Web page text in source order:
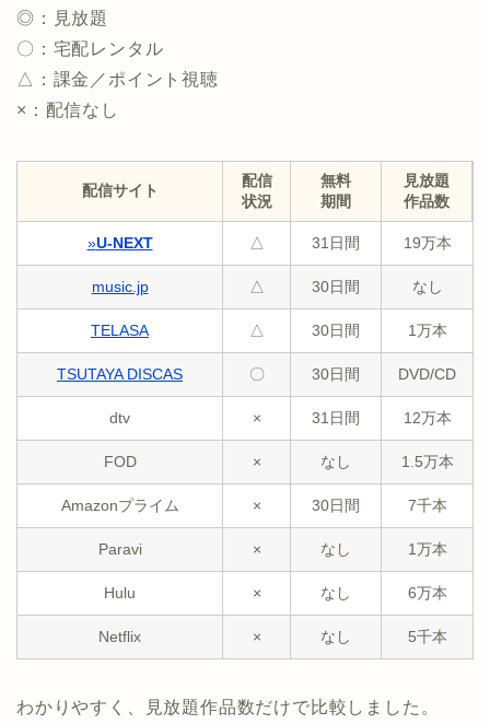
◎：見放題
〇：宅配レンタル
△：課金／ポイント視聴
×：配信なし
配信サイト
配信
状況
無料
期間
見放題
作品数
»U-NEXT △ 31日間 19万本
music.jp △ 30日間 なし
TELASA △ 30日間 1万本
TSUTAYA DISCAS 〇 30日間 DVD/CD
dtv × 31日間 12万本
FOD × なし 1.5万本
Amazonプライム × 30日間 7千本
Paravi × なし 1万本
Hulu × なし 6万本
Netflix × なし 5千本
わかりやすく、見放題作品数だけで比較しました。